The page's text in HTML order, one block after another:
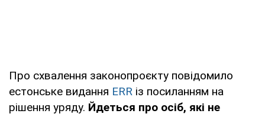
Про схвалення законопроєкту повідомило
естонське видання ERR із посиланням на
рішення уряду. Йдеться про осіб, які не